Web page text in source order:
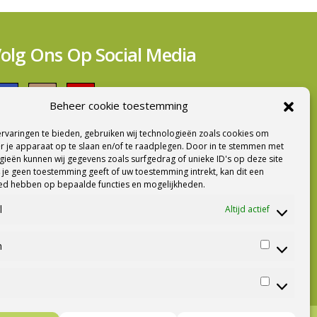
Beheer cookie toestemming
te bieden, gebruiken wij technologieën zoals cookies om
je apparaat op te slaan en/of te raadplegen. Door in te stemmen met
kunnen wij gegevens zoals surfgedrag of unieke ID's op deze site
je geen toestemming geeft of uw toestemming intrekt, kan dit een
hebben op bepaalde functies en mogelijkheden.
Altijd actief
Marketing
Ons Op Social Media
Ontvangen?